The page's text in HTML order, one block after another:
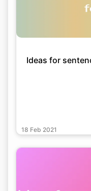
Ideas for
18 Feb 2021